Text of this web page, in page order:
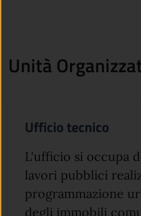
Unità
Ufficio tecnico
L'ufficio si occupa
lavori pubblici
programmazione
degli immobili